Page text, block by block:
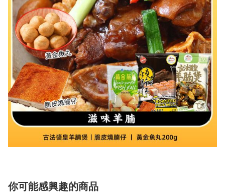
你可能感興趣的商品